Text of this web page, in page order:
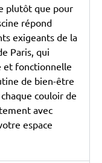
plutôt que pour
répond
exigeants de la
Paris, qui
et fonctionnelle
de bien-être
couloir de
avec
espace